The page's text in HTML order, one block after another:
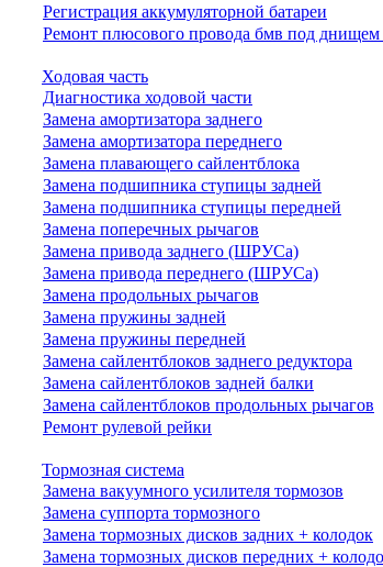
Регистрация аккумуляторной батареи
Ремонт плюсового провода бмв под днищем
Ходовая часть
Диагностика ходовой части
Замена амортизатора заднего
Замена амортизатора переднего
Замена плавающего сайлентблока
Замена подшипника ступицы задней
Замена подшипника ступицы передней
Замена поперечных рычагов
Замена привода заднего (ШРУСа)
Замена привода переднего (ШРУСа)
Замена продольных рычагов
Замена пружины задней
Замена пружины передней
Замена сайлентблоков заднего редуктора
Замена сайлентблоков задней балки
Замена сайлентблоков продольных рычагов
Ремонт рулевой рейки
Тормозная система
Замена вакуумного усилителя тормозов
Замена суппорта тормозного
Замена тормозных дисков задних + колодок
Замена тормозных дисков передних +